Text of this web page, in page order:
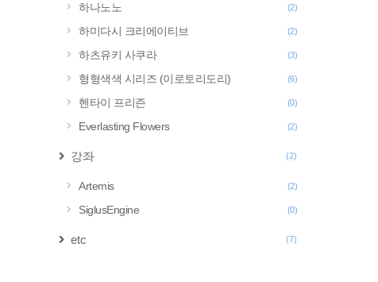
하나노노 (2)
하미다시 크리에이티브 (2)
하츠유키 사쿠라 (3)
형형색색 시리즈 (이로토리도리) (6)
헨타이 프리즌 (0)
Everlasting Flowers (2)
강좌 (2)
Artemis (2)
SiglusEngine (0)
etc (7)